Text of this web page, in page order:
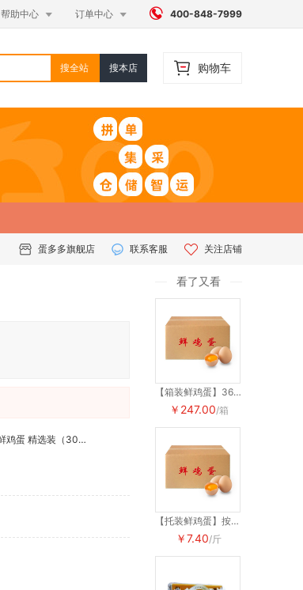
帮助中心  订单中心   400-848-7999
搜全站 搜本店 购物车
蛋多多旗舰店 联系客服 关注店铺
DHA可生食标准鲜鸡蛋 精选装（30枚/箱）
看了又看
【箱装鲜鸡蛋】360枚装 粉壳褐壳鸡蛋 整箱出售 30斤-47斤装
￥247.00/箱
【托装鲜鸡蛋】按斤出售 粉壳褐壳鸡蛋
￥7.40/斤